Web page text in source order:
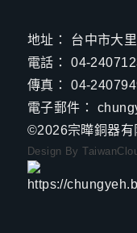
地址：
台中市大
電話：
04-
傳真：
04-
電子郵件：
©2026宗曄銅器
Design By